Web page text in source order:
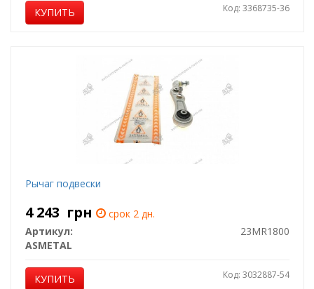
КУПИТЬ Код: 3368735-36
Рычаг подвески
4 243 грн
срок 2 дн.
Артикул:
23MR1800
ASMETAL
КУПИТЬ Код: 3032887-54